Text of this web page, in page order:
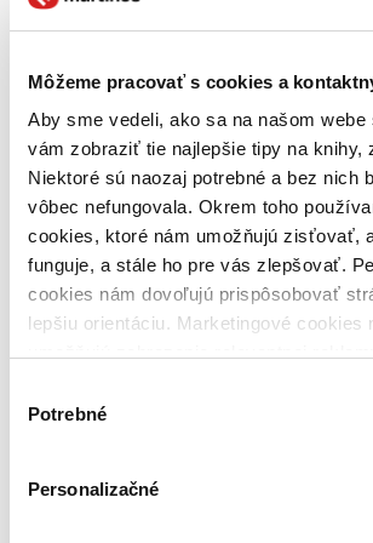
Môžeme pracovať s cookies a
Aby sme vedeli, ako sa na našom webe
vám zobraziť tie najlepšie tipy na knihy,
Niektoré sú naozaj potrebné a bez nich
vôbec nefungovala. Okrem toho
cookies, ktoré nám umožňujú zisťovať,
funguje, a stále ho pre vás zlepšovať.
cookies nám dovoľujú prispôsobovať
lepšiu orientáciu. Marketingové cookies
keby sme mohli používať všetky tieto
súhlasu
Potrebné
Personalizačné
EN
Ian Nelson
ďalší